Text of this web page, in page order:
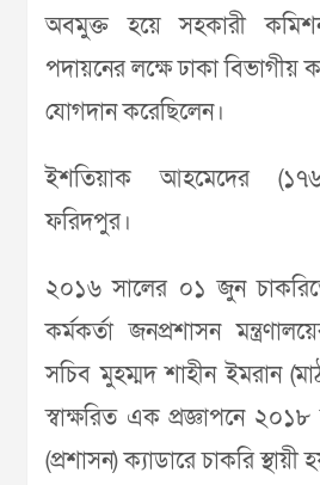
অবমুক্ত হয়ে সহকারী
পদায়নের লক্ষে ঢাকা বিভাগীয়
যোগদান করেছিলেন।
ইশতিয়াক আহমেদের
ফরিদপুর।
২০১৬ সালের ০১ জুন
কর্মকর্তা জনপ্রশাসন
সচিব মুহম্মদ শাহীন ইমরান
স্বাক্ষরিত এক প্রজ্ঞাপনে
(প্রশাসন) ক্যাডারে চাকরি স্থায়ী